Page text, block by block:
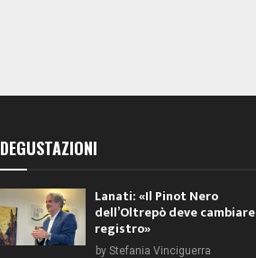
DEGUSTAZIONI
Lanati: «Il Pinot Nero
dell’Oltrepò deve cambiare
registro»
by Stefania Vinciguerra